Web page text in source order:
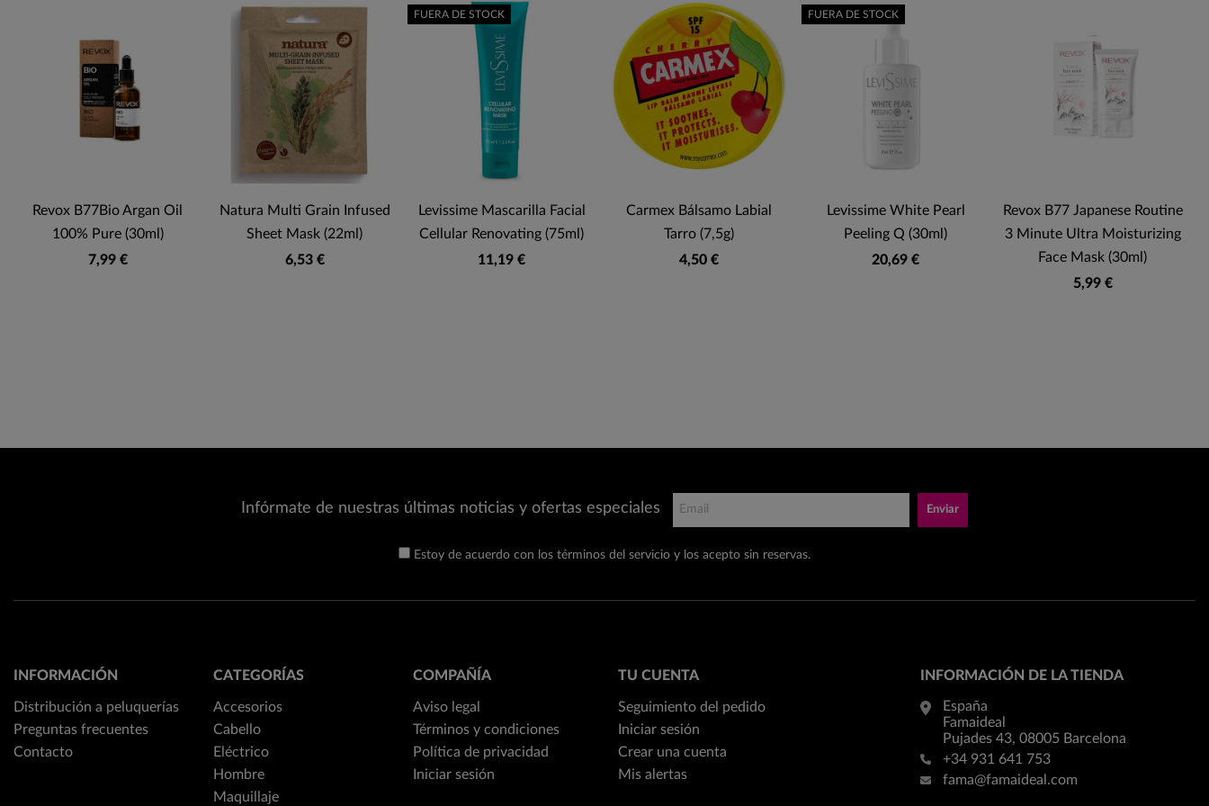
Revox B77Bio Argan Oil
100% Pure (30ml)
7,99 €
Natura Multi Grain Infused
Sheet Mask (22ml)
6,53 €
Levissime Mascarilla Facial
Cellular Renovating (75ml)
11,19 €
FUERA DE STOCK
Carmex Bálsamo Labial
Tarro (7,5g)
4,50 €
Levissime White Pearl
Peeling Q (30ml)
20,69 €
FUERA DE STOCK
Revox B77 Japanese Routine
3 Minute Ultra Moisturizing
Face Mask (30ml)
5,99 €
Infórmate de nuestras últimas noticias y ofertas especiales Enviar
Estoy de acuerdo con los términos del servicio y los acepto sin reservas.
INFORMACIÓN
Distribución a peluquerías
Preguntas frecuentes
Contacto
CATEGORÍAS
Accesorios
Cabello
Eléctrico
Hombre
Maquillaje
COMPAÑÍA
Aviso legal
Términos y condiciones
Política de privacidad
Iniciar sesión
TU CUENTA
Seguimiento del pedido
Iniciar sesión
Crear una cuenta
Mis alertas
INFORMACIÓN DE LA TIENDA
España
Famaideal
Pujades 43, 08005 Barcelona
+34 931 641 753
fama@famaideal.com